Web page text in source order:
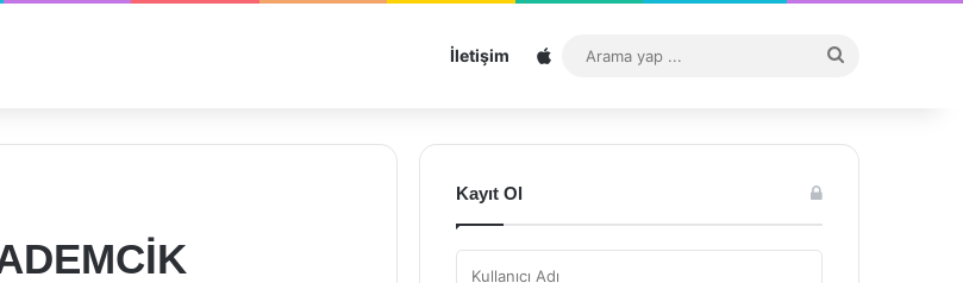
İletişim Sitemap
...
Kayıt Ol